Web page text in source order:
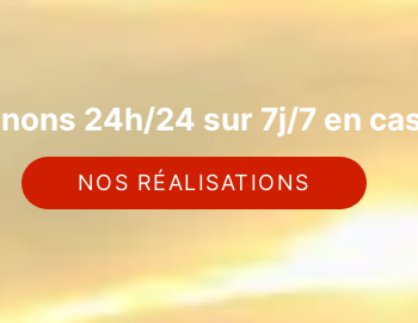
24h/24 sur 7j/7 en
NOS RÉALISATIONS